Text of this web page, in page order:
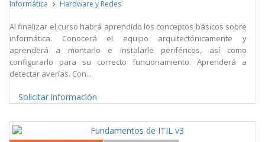
Informática Hardware y Redes
Al finalizar el curso habrá aprendido los conceptos básicos sobre
informática. Conocerá el equipo arquitectónicamente y
aprenderá a montarlo e instalarle periféricos, así como
configurarlo para su correcto funcionamiento. Aprenderá a
detectar averías. Con...
Solicitar información